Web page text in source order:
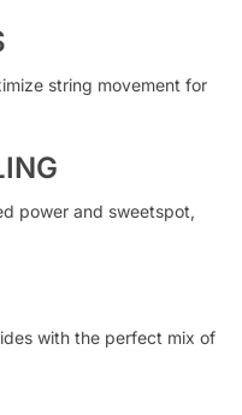
string movement for
power and sweetspot,
with the perfect mix of